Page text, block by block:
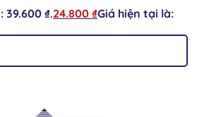
39.600 ₫.24.800 ₫Giá hiện tại là: